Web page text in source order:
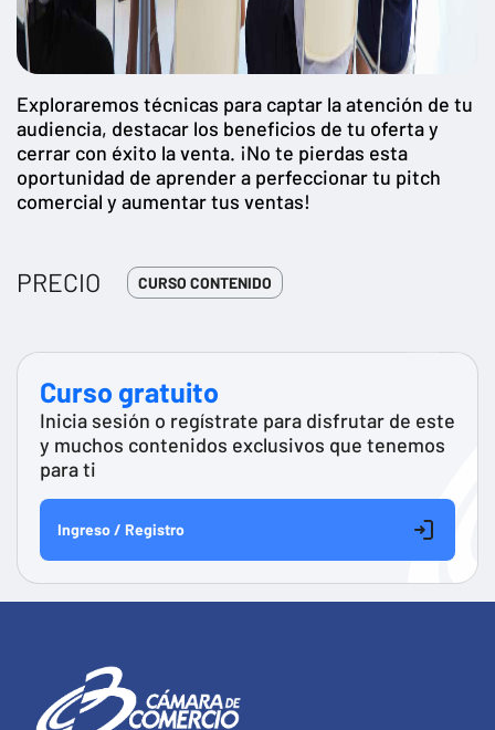
Exploraremos técnicas para captar la atención de tu
audiencia, destacar los beneficios de tu oferta y
cerrar con éxito la venta. ¡No te pierdas esta
oportunidad de aprender a perfeccionar tu pitch
comercial y aumentar tus ventas!
PRECIO CURSO CONTENIDO
Curso gratuito
Inicia sesión o regístrate para disfrutar de este
y muchos contenidos exclusivos que tenemos
para ti
Ingreso / Registro